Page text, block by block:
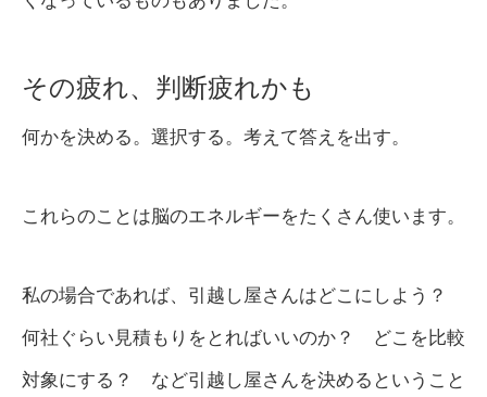
その疲れ、判断疲れかも
何かを決める。選択する。考えて答えを出す。
これらのことは脳のエネルギーをたくさん使います。
私の場合であれば、引越し屋さんはどこにしよう？
何社ぐらい見積もりをとればいいのか？ どこを比較
対象にする？ など引越し屋さんを決めるということ